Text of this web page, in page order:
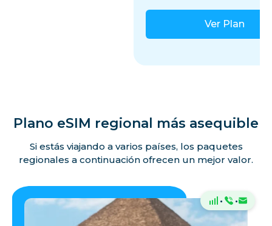
Ver Plan
Plano eSIM regional más asequible
Si estás viajando a varios países, los paquetes
regionales a continuación ofrecen un mejor valor.
· ·